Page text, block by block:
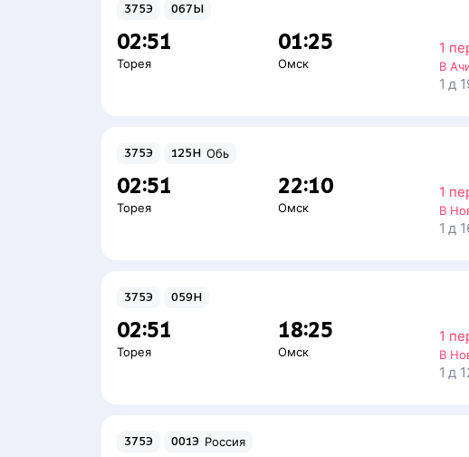
375Э 067Ы
02:51
Торея
01:25
Омск
1
В
1 д
375Э 125Н Обь
02:51
Торея
22:10
Омск
1
В
1 д
375Э 059Н
02:51
Торея
18:25
Омск
1
В
1 д
375Э 001Э Россия